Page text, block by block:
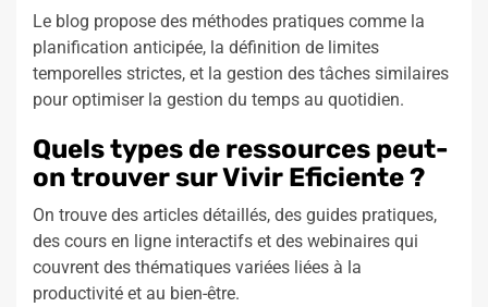
Le blog propose des méthodes pratiques comme la
planification anticipée, la définition de limites
temporelles strictes, et la gestion des tâches similaires
pour optimiser la gestion du temps au quotidien.
Quels types de ressources peut-
on trouver sur Vivir Eficiente ?
On trouve des articles détaillés, des guides pratiques,
des cours en ligne interactifs et des webinaires qui
couvrent des thématiques variées liées à la
productivité et au bien-être.